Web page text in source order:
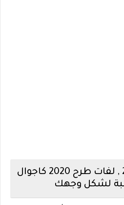
لفات شالات 2020 , لفات طرح 2020 كاجوال
لشكل وجهك